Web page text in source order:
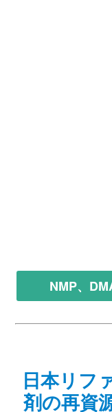
NMP、
日本リフ
剤の再資